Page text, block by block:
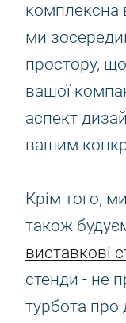
комплексна
ми
простору, що
вашої
аспект
вашим
Крім того,
також
виставкові
стенди - не
турбота про